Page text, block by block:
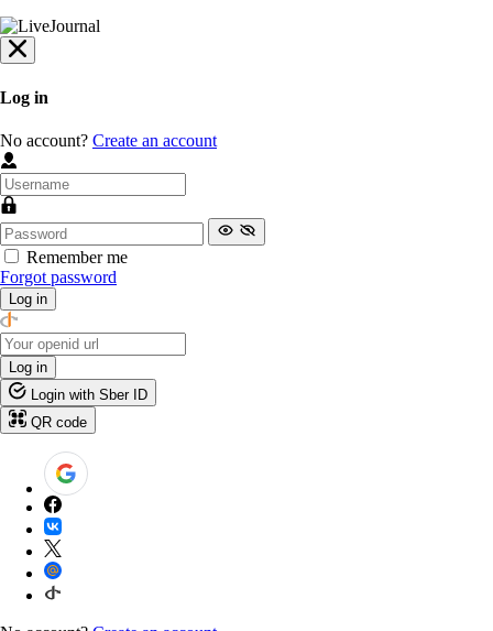
Log in
No account? Create an account
Remember me
Forgot password
Log in
Log in
Login with Sber ID
QR code